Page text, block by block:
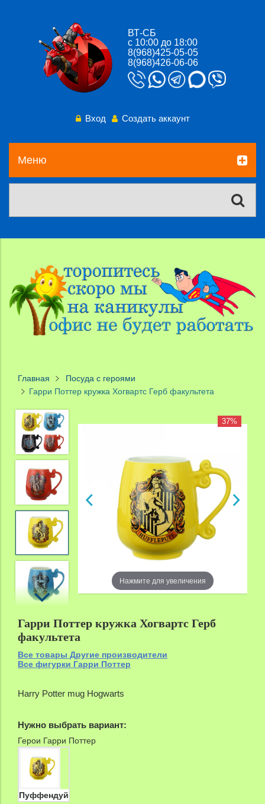
ВТ-СБ
с 10:00 до 18:00
8(968)425-05-05
8(968)426-06-06
Вход Создать аккаунт
Меню
Главная
Посуда с героями
Гарри Поттер кружка Хогвартс Герб факультета
37% 37%
Нажмите для увеличения
Гарри Поттер кружка Хогвартс Герб
факультета
Все товары Другие производители
Все фигурки Гарри Поттер
Harry Potter mug Hogwarts
Нужно выбрать вариант:
Герои Гарри Поттер
Пуффендуй